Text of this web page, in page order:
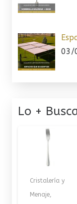
03/
Lo +
Cristalería y
Menaje